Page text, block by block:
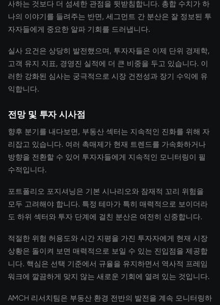
사하는 것보다 더 섬세한 관점을 뒷받침합니다. 총합 수치가 하
나의 이야기를 들려주는 반면, 세그먼트 간 분산은 잘 정보된 투
자자들에게 중요한 알파 기회를 드러냅니다.
실사 요건은 상당히 발전했으며, 투자자들은 이제 단위 경제학,
고객 유지 지표, 경영진 실적에 더 큰 비중을 두고 있습니다. 이
러한 강화된 심사는 궁극적으로 시장 건전성과 장기 수익에 유
익합니다.
전망 및 투자 시사점
향후 분기를 내다보면, 부동산 섹터는 지속적인 진화를 위해 자
리잡고 있습니다. 여러 촉매제가 현재 트렌드를 가속화하거나
방향을 전환할 수 있어 투자자들에게 지속적인 모니터링이 필
수적입니다.
포트폴리오 포지셔닝은 기본 시나리오와 잠재적 꼬리 위험을
모두 고려해야 합니다. 특정 테마가 특히 매력적으로 보이더라
도 하위 섹터와 투자 단계에 걸친 분산은 여전히 신중합니다.
적절한 위험 허용도와 시간 지평을 가진 투자자에게 현재 시장
상황은 돌이켜 보면 매력적으로 보일 수 있는 진입점을 제공합
니다. 핵심은 선택 기준에서 규율을 유지하면서 역사적 프레임
워크에 깔끔하게 맞지 않는 새로운 기회에 열려 있는 것입니다.
AMCH 리서치팀은 부동산 환경 전반의 발전을 계속 모니터링하